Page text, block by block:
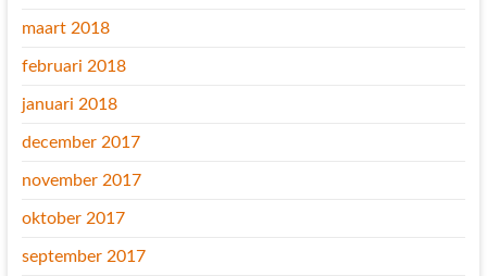
maart 2018
februari 2018
januari 2018
december 2017
november 2017
oktober 2017
september 2017